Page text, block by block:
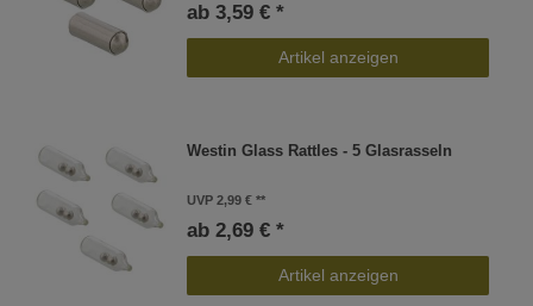
ab 3,59 € *
Artikel anzeigen
Westin Glass Rattles - 5 Glasrasseln
UVP 2,99 €
ab 2,69 € *
Artikel anzeigen